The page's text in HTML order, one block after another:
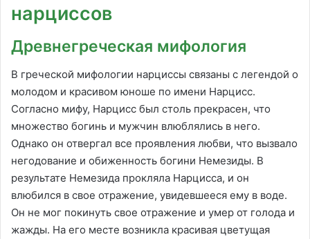
нарциссов
Древнегреческая мифология
В греческой мифологии нарциссы связаны с легендой о
молодом и красивом юноше по имени Нарцисс.
Согласно мифу, Нарцисс был столь прекрасен, что
множество богинь и мужчин влюблялись в него.
Однако он отвергал все проявления любви, что вызвало
негодование и обиженность богини Немезиды. В
результате Немезида прокляла Нарцисса, и он
влюбился в свое отражение, увидевшееся ему в воде.
Он не мог покинуть свое отражение и умер от голода и
жажды. На его месте возникла красивая цветущая